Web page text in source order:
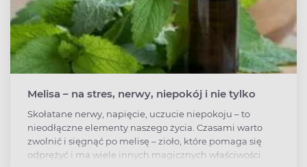
Melisa – na stres, nerwy, niepokój i nie tylko
Skołatane nerwy, napięcie, uczucie niepokoju – to
nieodłączne elementy naszego życia. Czasami warto
zwolnić i sięgnąć po melisę – zioło, które pomaga się
odprężyć i ma wiele innych magicznych właściwości.